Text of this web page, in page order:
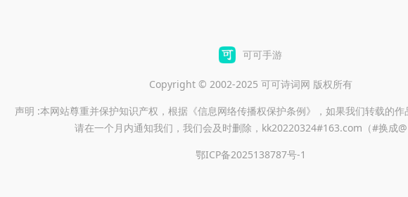
可可手游
Copyright © 2002-2025 可可诗词网 版权所有
声明 :本网站尊重并保护知识产权，根据《信息网络传播权保护条例》，如果我们转载的作
请在一个月内通知我们，我们会及时删除，kk20220324#163.com（#换成@
鄂ICP备2025138787号-1